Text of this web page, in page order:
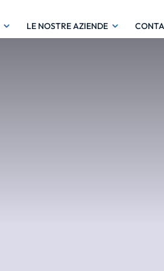
LE NOSTRE AZIENDE